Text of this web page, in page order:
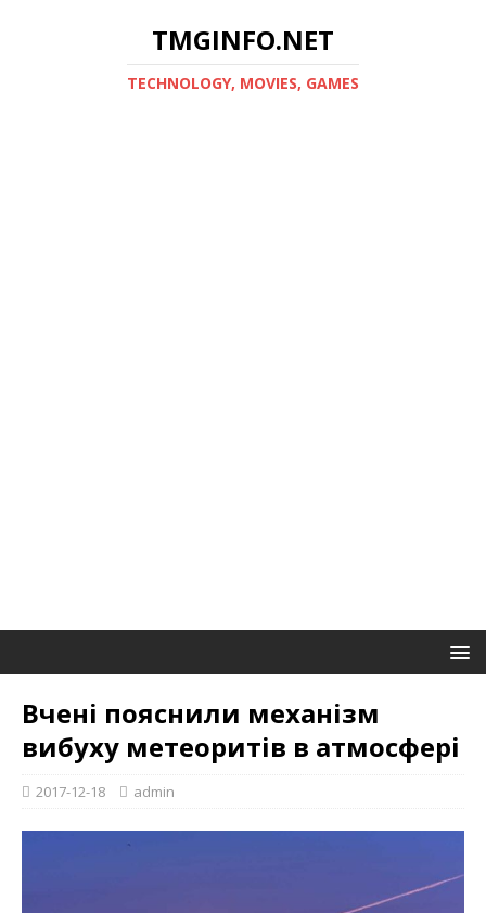
TMGINFO.NET
ТECHNOLOGY, MOVIES, GAMES
Вчені пояснили механізм
вибуху метеоритів в атмосфері
2017-12-18 admin